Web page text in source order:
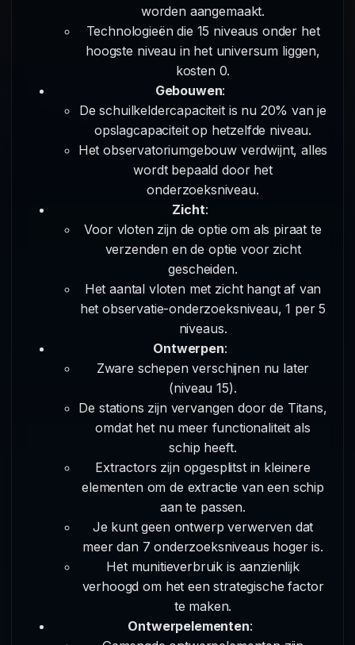
worden aangemaakt.
Technologieën die 15 niveaus onder het
hoogste niveau in het universum liggen,
kosten 0.
Gebouwen:
De schuilkeldercapaciteit is nu 20% van je
opslagcapaciteit op hetzelfde niveau.
Het observatoriumgebouw verdwijnt, alles
wordt bepaald door het
onderzoeksniveau.
Zicht:
Voor vloten zijn de optie om als piraat te
verzenden en de optie voor zicht
gescheiden.
Het aantal vloten met zicht hangt af van
het observatie-onderzoeksniveau, 1 per 5
niveaus.
Ontwerpen:
Zware schepen verschijnen nu later
(niveau 15).
De stations zijn vervangen door de Titans,
omdat het nu meer functionaliteit als
schip heeft.
Extractors zijn opgesplitst in kleinere
elementen om de extractie van een schip
aan te passen.
Je kunt geen ontwerp verwerven dat
meer dan 7 onderzoeksniveaus hoger is.
Het munitieverbruik is aanzienlijk
verhoogd om het een strategische factor
te maken.
Ontwerpelementen: